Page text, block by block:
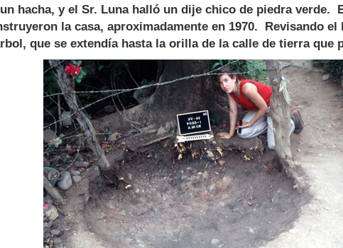
hacha, y el Sr. Luna halló un dije chico de piedra verde.
la casa, aproximadamente en 1970. Revisando
que se extendía hasta la orilla de la calle de tierra que